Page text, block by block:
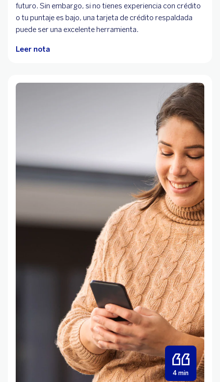
futuro. Sin embargo, si no tienes experiencia con crédito
o tu puntaje es bajo, una tarjeta de crédito respaldada
puede ser una excelente herramienta.
Leer nota
4 min